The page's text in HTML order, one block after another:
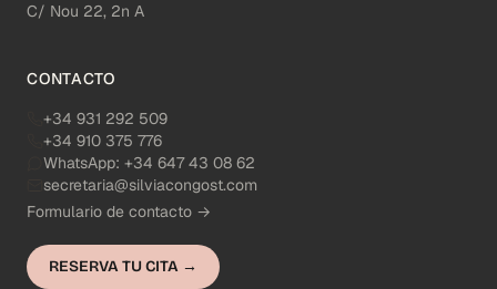
C/ Nou 22, 2n A
CONTACTO
+34 931 292 509
+34 910 375 776
WhatsApp: +34 647 43 08 62
secretaria@silviacongost.com
Formulario de contacto →
RESERVA TU CITA →